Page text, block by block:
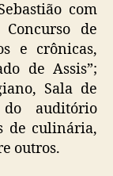
com
de
e crônicas,
de Assis”;
Sala de
do auditório
de culinária,
outros.